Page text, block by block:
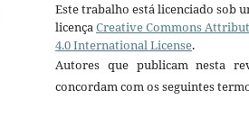
Este trabalho está licenciado sob
licençaCreative Commons
4.0 International License.
Autores que publicam nesta
concordam com os seguintes